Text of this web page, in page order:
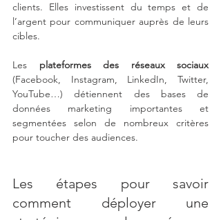
clients. Elles investissent du temps et de
l’argent pour communiquer auprès de leurs
cibles.
Les plateformes des réseaux sociaux
(Facebook, Instagram, LinkedIn, Twitter,
YouTube…) détiennent des bases de
données marketing importantes et
segmentées selon de nombreux critères
pour toucher des audiences.
Les étapes pour savoir
comment déployer une